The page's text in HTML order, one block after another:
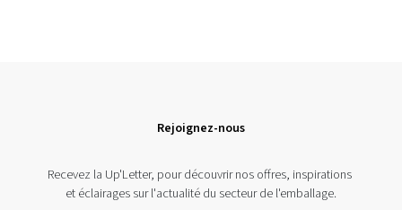
Rejoignez-nous
Recevez la Up'Letter, pour découvrir nos offres, inspirations
et éclairages sur l'actualité du secteur de l'emballage.